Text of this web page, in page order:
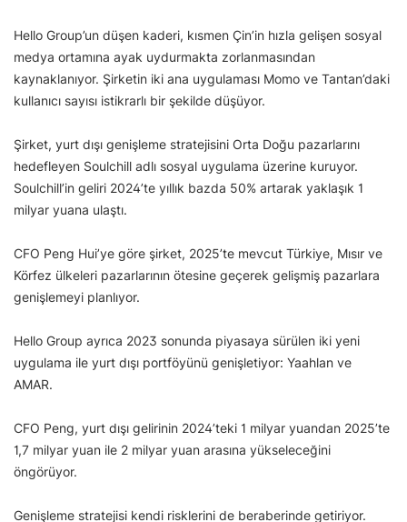
Hello Group’un düşen kaderi, kısmen Çin’in hızla gelişen sosyal
medya ortamına ayak uydurmakta zorlanmasından
kaynaklanıyor. Şirketin iki ana uygulaması Momo ve Tantan’daki
kullanıcı sayısı istikrarlı bir şekilde düşüyor.
Şirket, yurt dışı genişleme stratejisini Orta Doğu pazarlarını
hedefleyen Soulchill adlı sosyal uygulama üzerine kuruyor.
Soulchill’in geliri 2024’te yıllık bazda 50% artarak yaklaşık 1
milyar yuana ulaştı.
CFO Peng Hui’ye göre şirket, 2025’te mevcut Türkiye, Mısır ve
Körfez ülkeleri pazarlarının ötesine geçerek gelişmiş pazarlara
genişlemeyi planlıyor.
Hello Group ayrıca 2023 sonunda piyasaya sürülen iki yeni
uygulama ile yurt dışı portföyünü genişletiyor: Yaahlan ve
AMAR.
CFO Peng, yurt dışı gelirinin 2024’teki 1 milyar yuandan 2025’te
1,7 milyar yuan ile 2 milyar yuan arasına yükseleceğini
öngörüyor.
Genişleme stratejisi kendi risklerini de beraberinde getiriyor.